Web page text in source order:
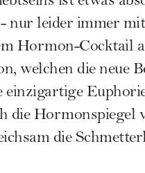
nur leider immer
Hormon-Cocktail
welchen die neue
die
die